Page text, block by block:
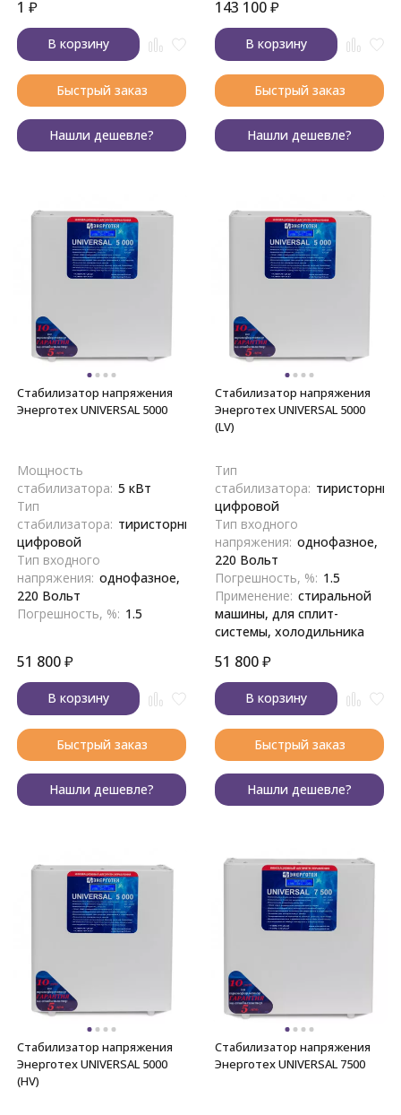
1 ₽
В корзину
Быстрый заказ
Нашли дешевле?
143 100₽
В корзину
Быстрый заказ
Нашли дешевле?
Стабилизатор напряжения
Энерготех UNIVERSAL 5000
Мощность
стабилизатора: 5 кВт
Тип
стабилизатора: тиристорный,
цифровой
Тип входного
напряжения: однофазное,
220 Вольт
Погрешность, %: 1.5
51 800₽
В корзину
Быстрый заказ
Нашли дешевле?
Стабилизатор напряжения
Энерготех UNIVERSAL 5000
(LV)
Тип
стабилизатора:
цифровой
Тип входного
напряжения: однофазное,
220 Вольт
Погрешность, %: 1.5
Применение: стиральной
машины, для сплит-
системы, холодильника
51 800₽
В корзину
Быстрый заказ
Нашли дешевле?
Стабилизатор напряжения
Энерготех UNIVERSAL 5000
(HV)
Стабилизатор напряжения
Энерготех UNIVERSAL 7500